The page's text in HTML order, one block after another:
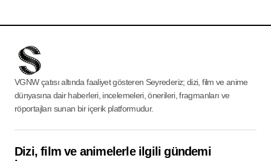
VGNW çatısı altında faaliyet gösteren Seyrederiz; dizi, film ve anime
dünyasına dair haberleri, incelemeleri, önerileri, fragmanları ve
röportajları sunan bir içerik platformudur.
Dizi, film ve animelerle ilgili gündemi